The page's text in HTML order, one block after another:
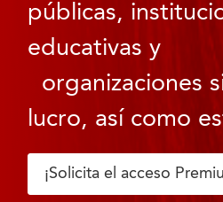
públicas,
educativas y
organizaciones
lucro, así como
¡Solicita el acceso